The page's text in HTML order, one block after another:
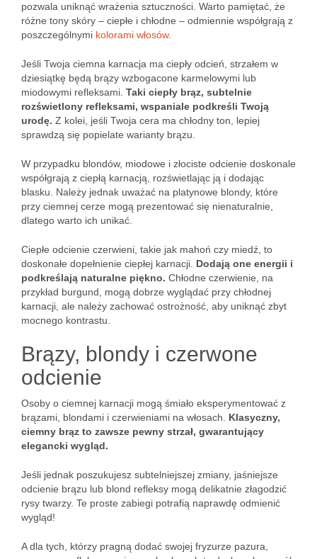
pozwala uniknąć wrażenia sztuczności. Warto pamiętać, że
różne tony skóry – ciepłe i chłodne – odmiennie współgrają z
poszczególnymi kolorami włosów.
Jeśli Twoja ciemna karnacja ma ciepły odcień, strzałem w
dziesiątkę będą brązy wzbogacone karmelowymi lub
miodowymi refleksami. Taki ciepły brąz, subtelnie
rozświetlony refleksami, wspaniale podkreśli Twoją
urodę. Z kolei, jeśli Twoja cera ma chłodny ton, lepiej
sprawdzą się popielate warianty brązu.
W przypadku blondów, miodowe i złociste odcienie doskonale
współgrają z ciepłą karnacją, rozświetlając ją i dodając
blasku. Należy jednak uważać na platynowe blondy, które
przy ciemnej cerze mogą prezentować się nienaturalnie,
dlatego warto ich unikać.
Ciepłe odcienie czerwieni, takie jak mahoń czy miedź, to
doskonałe dopełnienie ciepłej karnacji. Dodają one energii i
podkreślają naturalne piękno. Chłodne czerwienie, na
przykład burgund, mogą dobrze wyglądać przy chłodnej
karnacji, ale należy zachować ostrożność, aby uniknąć zbyt
mocnego kontrastu.
Brązy, blondy i czerwone
odcienie
Osoby o ciemnej karnacji mogą śmiało eksperymentować z
brązami, blondami i czerwieniami na włosach. Klasyczny,
ciemny brąz to zawsze pewny strzał, gwarantujący
elegancki wygląd.
Jeśli jednak poszukujesz subtelniejszej zmiany, jaśniejsze
odcienie brązu lub blond refleksy mogą delikatnie złagodzić
rysy twarzy. Te proste zabiegi potrafią naprawdę odmienić
wygląd!
A dla tych, którzy pragną dodać swojej fryzurze pazura,